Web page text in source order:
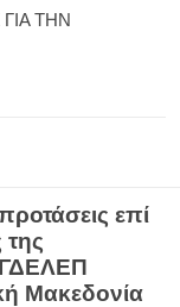
ΤΗΝ
επί
ΓΔΕΛΕΠ
Μακεδονία